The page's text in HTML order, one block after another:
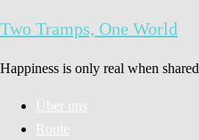
Inhalt
Two Tramps, One World
Happiness is only real when shared
Über uns
Route